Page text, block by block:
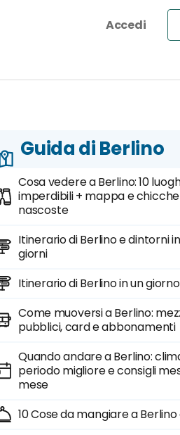
Guida di Berlino
Cosa vedere a Berlino: 10
imperdibili + mappa e chicche
nascoste
Itinerario di Berlino e dintorni
giorni
Itinerario di Berlino in un giorno
Come muoversi a Berlino:
pubblici, card e abbonamenti
Quando andare a Berlino:
periodo migliore e consigli
mese
10 Cose da mangiare a